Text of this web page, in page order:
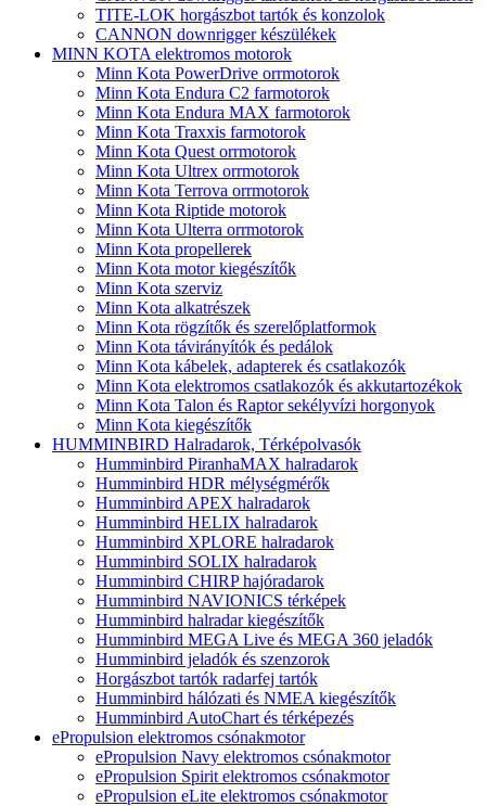
TITE-LOK horgászbot tartók és konzolok
CANNON downrigger készülékek
MINN KOTA elektromos motorok
Minn Kota PowerDrive orrmotorok
Minn Kota Endura C2 farmotorok
Minn Kota Endura MAX farmotorok
Minn Kota Traxxis farmotorok
Minn Kota Quest orrmotorok
Minn Kota Ultrex orrmotorok
Minn Kota Terrova orrmotorok
Minn Kota Riptide motorok
Minn Kota Ulterra orrmotorok
Minn Kota propellerek
Minn Kota motor kiegészítők
Minn Kota szerviz
Minn Kota alkatrészek
Minn Kota rögzítők és szerelőplatformok
Minn Kota távirányítók és pedálok
Minn Kota kábelek, adapterek és csatlakozók
Minn Kota elektromos csatlakozók és akkutartozékok
Minn Kota Talon és Raptor sekélyvízi horgonyok
Minn Kota kiegészítők
HUMMINBIRD Halradarok, Térképolvasók
Humminbird PiranhaMAX halradarok
Humminbird HDR mélységmérők
Humminbird APEX halradarok
Humminbird HELIX halradarok
Humminbird XPLORE halradarok
Humminbird SOLIX halradarok
Humminbird CHIRP hajóradarok
Humminbird NAVIONICS térképek
Humminbird halradar kiegészítők
Humminbird MEGA Live és MEGA 360 jeladók
Humminbird jeladók és szenzorok
Horgászbot tartók radarfej tartók
Humminbird hálózati és NMEA kiegészítők
Humminbird AutoChart és térképezés
ePropulsion elektromos csónakmotor
ePropulsion Navy elektromos csónakmotor
ePropulsion Spirit elektromos csónakmotor
ePropulsion eLite elektromos csónakmotor